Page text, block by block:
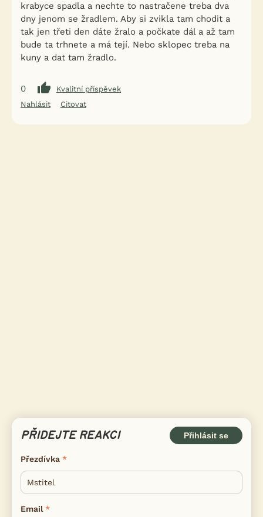
krabyce spadla a nechte to nastračene treba dva
dny jenom se žradlem. Aby si zvikla tam chodit a
tak jen třeti den dáte žralo a počkate dál a až tam
bude ta trhnete a má tejí. Nebo sklopec treba na
kuny a dat tam žradlo.
0
Kvalitní příspěvek
Nahlásit
Citovat
PŘIDEJTE REAKCI Přihlásit se
Přezdívka
Email